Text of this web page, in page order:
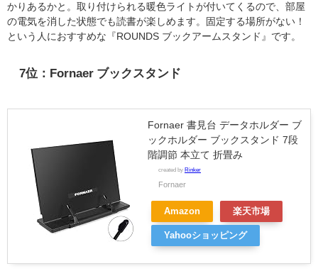
かりあるかと。取り付けられる暖色ライトが付いてくるので、部屋
の電気を消した状態でも読書が楽しめます。固定する場所がない！
という人におすすめな『ROUNDS ブックアームスタンド』です。
7位：Fornaer ブックスタンド
Fornaer 書見台 データホルダー ブ
ックホルダー ブックスタンド 7段
階調節 本立て 折畳み
created by Rinker
Fornaer
Amazon 楽天市場
Yahooショッピング